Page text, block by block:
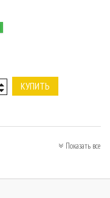
КУПИТЬ
Показать все